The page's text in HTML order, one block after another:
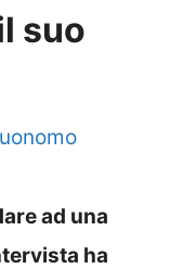
suo
ad una
ha